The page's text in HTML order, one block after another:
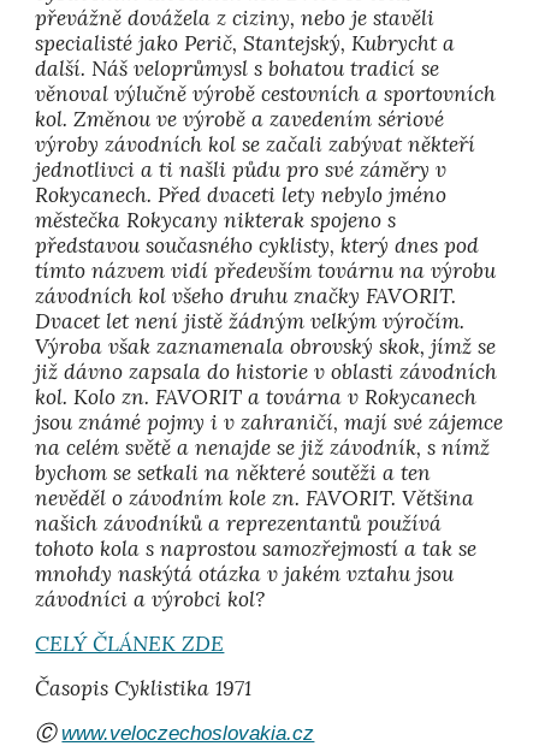
převážně dovážela z ciziny, nebo je stavěli
specialisté jako Perič, Stantejský, Kubrycht a
další. Náš veloprůmysl s bohatou tradicí se
věnoval výlučně výrobě cestovních a sportovních
kol. Změnou ve výrobě a zavedením sériové
výroby závodních kol se začali zabývat někteří
jednotlivci a ti našli půdu pro své záměry v
Rokycanech. Před dvaceti lety nebylo jméno
městečka Rokycany nikterak spojeno s
představou současného cyklisty, který dnes pod
tímto názvem vidí především továrnu na výrobu
závodních kol všeho druhu značky FAVORIT.
Dvacet let není jistě žádným velkým výročím.
Výroba však zaznamenala obrovský skok, jímž se
již dávno zapsala do historie v oblasti závodních
kol. Kolo zn. FAVORIT a továrna v Rokycanech
jsou známé pojmy i v zahraničí, mají své zájemce
na celém světě a nenajde se již závodník, s nímž
bychom se setkali na některé soutěži a ten
nevěděl o závodním kole zn. FAVORIT. Většina
našich závodníků a reprezentantů používá
tohoto kola s naprostou samozřejmostí a tak se
mnohdy naskýtá otázka v jakém vztahu jsou
závodníci a výrobci kol?
CELÝ ČLÁNEK ZDE
Časopis Cyklistika1971
Ⓒ www.veloczechoslovakia.cz